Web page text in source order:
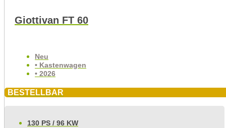
Giottivan FT 60
Neu
• Kastenwagen
• 2026
BESTELLBAR
130 PS / 96 KW